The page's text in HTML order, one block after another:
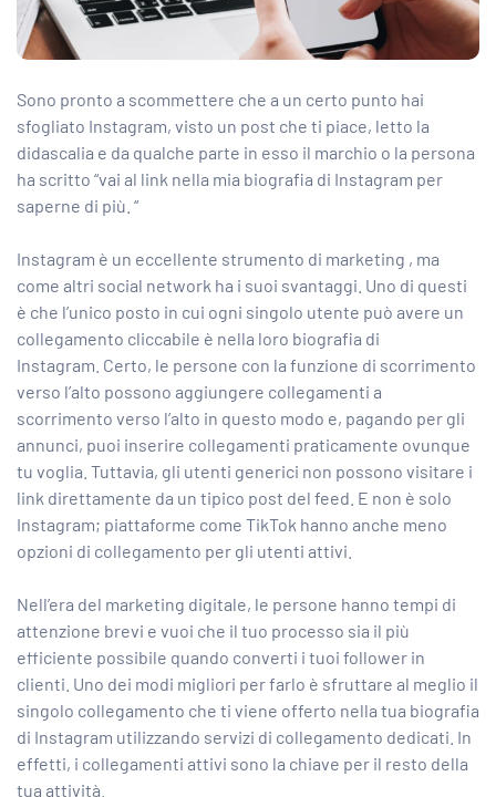
Sono pronto a scommettere che a un certo punto hai
sfogliato Instagram, visto un post che ti piace, letto la
didascalia e da qualche parte in esso il marchio o la persona
ha scritto “vai al link nella mia biografia di Instagram per
saperne di più. “
Instagram è un eccellente strumento di marketing , ma
come altri social network ha i suoi svantaggi. Uno di questi
è che l’unico posto in cui ogni singolo utente può avere un
collegamento cliccabile è nella loro biografia di
Instagram. Certo, le persone con la funzione di scorrimento
verso l’alto possono aggiungere collegamenti a
scorrimento verso l’alto in questo modo e, pagando per gli
annunci, puoi inserire collegamenti praticamente ovunque
tu voglia. Tuttavia, gli utenti generici non possono visitare i
link direttamente da un tipico post del feed. E non è solo
Instagram; piattaforme come TikTok hanno anche meno
opzioni di collegamento per gli utenti attivi.
Nell’era del marketing digitale, le persone hanno tempi di
attenzione brevi e vuoi che il tuo processo sia il più
efficiente possibile quando converti i tuoi follower in
clienti. Uno dei modi migliori per farlo è sfruttare al meglio il
singolo collegamento che ti viene offerto nella tua biografia
di Instagram utilizzando servizi di collegamento dedicati. In
effetti, i collegamenti attivi sono la chiave per il resto della
tua attività.